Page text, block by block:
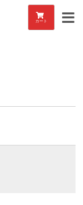
カート